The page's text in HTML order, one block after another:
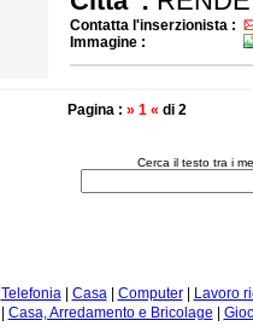
Contatta l'inserzionista :
Immagine :
Pagina : » 1 « di 2
Cerca il testo tra i
Telefonia| Casa| Computer|
Lavoro
Casa, Arredamento e Bricolage